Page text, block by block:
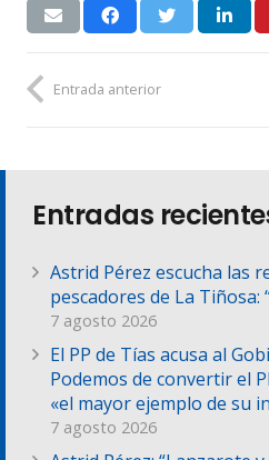
Entrada anterior
Entradas
Astrid Pérez escucha las
pescadores de La Tiñosa:
7 agosto 2026
El PP de Tías acusa al
Podemos de convertir el
«el mayor ejemplo de su
7 agosto 2026